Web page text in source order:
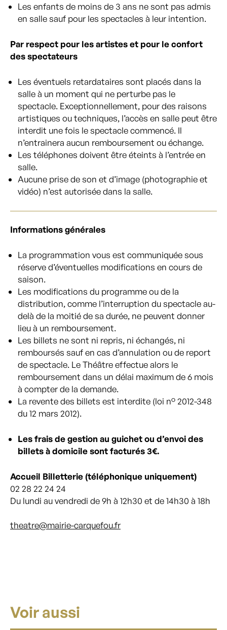
Les enfants de moins de 3 ans ne sont pas admis
en salle sauf pour les spectacles à leur intention.
Par respect pour les artistes et pour le confort
des spectateurs
Les éventuels retardataires sont placés dans la
salle à un moment qui ne perturbe pas le
spectacle. Exceptionnellement, pour des raisons
artistiques ou techniques, l’accès en salle peut être
interdit une fois le spectacle commencé. Il
n’entrainera aucun remboursement ou échange.
Les téléphones doivent être éteints à l’entrée en
salle.
Aucune prise de son et d’image (photographie et
vidéo) n’est autorisée dans la salle.
Informations générales
La programmation vous est communiquée sous
réserve d’éventuelles modifications en cours de
saison.
Les modifications du programme ou de la
distribution, comme l’interruption du spectacle au-
delà de la moitié de sa durée, ne peuvent donner
lieu à un remboursement.
Les billets ne sont ni repris, ni échangés, ni
remboursés sauf en cas d’annulation ou de report
de spectacle. Le Théâtre effectue alors le
remboursement dans un délai maximum de 6 mois
à compter de la demande.
La revente des billets est interdite (loi n° 2012-348
du 12 mars 2012).
Les frais de gestion au guichet ou d’envoi des
billets à domicile sont facturés 3€.
Accueil Billetterie (téléphonique uniquement)
02 28 22 24 24
Du lundi au vendredi de 9h à 12h30 et de 14h30 à 18h
theatre@mairie-carquefou.fr
Voir aussi